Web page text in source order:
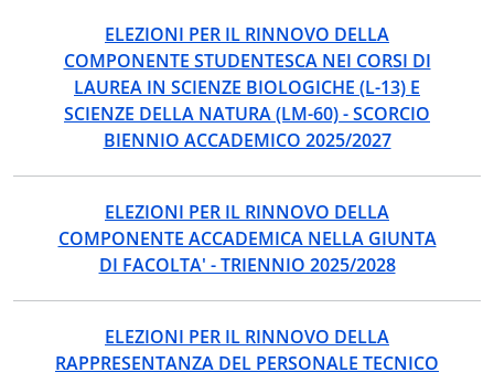
ELEZIONI PER IL RINNOVO DELLA
COMPONENTE STUDENTESCA NEI CORSI DI
LAUREA IN SCIENZE BIOLOGICHE (L-13) E
SCIENZE DELLA NATURA (LM-60) - SCORCIO
BIENNIO ACCADEMICO 2025/2027
ELEZIONI PER IL RINNOVO DELLA
COMPONENTE ACCADEMICA NELLA GIUNTA
DI FACOLTA' - TRIENNIO 2025/2028
ELEZIONI PER IL RINNOVO DELLA
RAPPRESENTANZA DEL PERSONALE TECNICO